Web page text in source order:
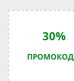
30%
ПРОМОКОД